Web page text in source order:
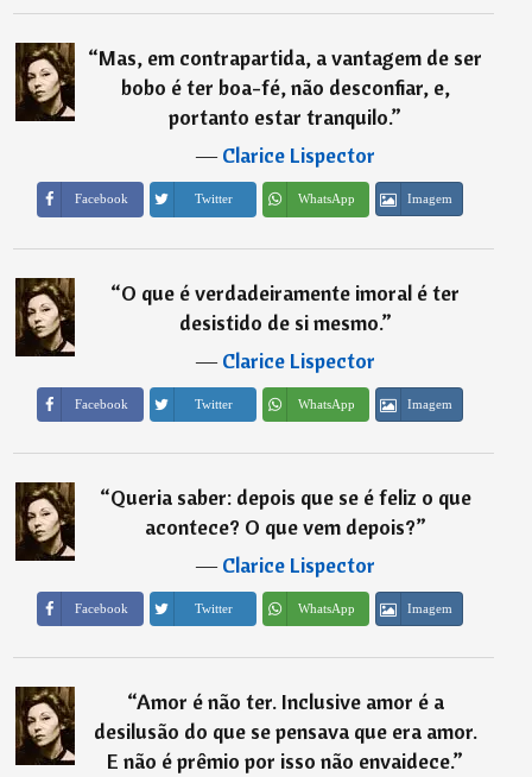
“Mas, em contrapartida, a vantagem de ser
bobo é ter boa-fé, não desconfiar, e,
portanto estar tranquilo.”
―Clarice Lispector
Facebook Twitter WhatsApp Imagem
“O que é verdadeiramente imoral é ter
desistido de si mesmo.”
―Clarice Lispector
Facebook Twitter WhatsApp Imagem
“Queria saber: depois que se é feliz o que
acontece? O que vem depois?”
―Clarice Lispector
Facebook Twitter WhatsApp Imagem
“Amor é não ter. Inclusive amor é a
desilusão do que se pensava que era amor.
E não é prêmio por isso não envaidece.”